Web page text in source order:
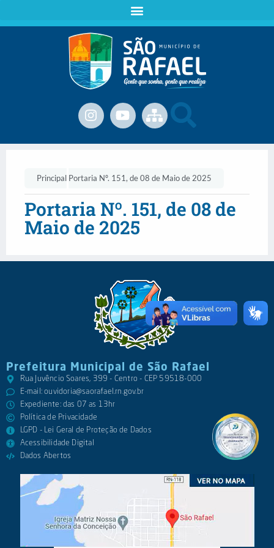
Principal Portaria Nº. 151, de 08 de Maio de 2025
Portaria Nº. 151, de 08 de
Maio de 2025
Prefeitura Municipal de São Rafael
Rua Juvêncio Soares, 399 - Centro - CEP 59518-000
E-mail:ouvidoria@saorafael.rn.gov.br
Expediente: das 07 as 13hr
Política de Privacidade
LGPD - Lei Geral de Proteção de Dados
Acessibilidade Digital
Dados Abertos